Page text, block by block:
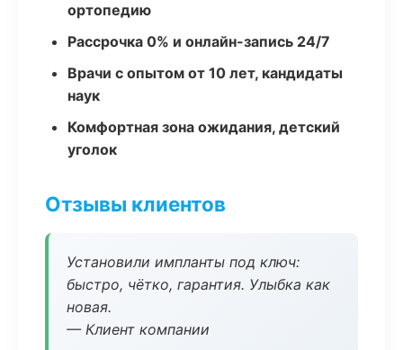
ортопедию
Рассрочка 0% и онлайн-запись 24/7
Врачи с опытом от 10 лет, кандидаты
наук
Комфортная зона ожидания, детский
уголок
Отзывы клиентов
Установили импланты под ключ:
быстро, чётко, гарантия. Улыбка как
новая.
— Клиент компании